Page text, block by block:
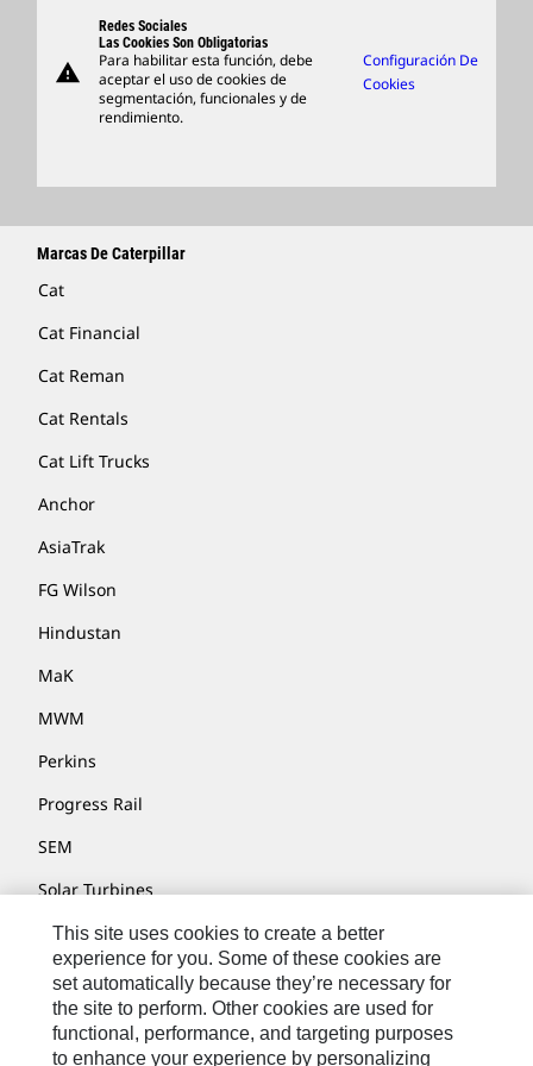
Support
Artículos
Encontrar Un Distribuidor
warning
Redes Sociales
Las Cookies Son Obligatorias
Para habilitar esta función, debe
aceptar el uso de cookies de
segmentación, funcionales y de
rendimiento.
Configuración De
Cookies
Marcas De Caterpillar
Cat
Cat Financial
Cat Reman
Cat Rentals
Cat Lift Trucks
Anchor
AsiaTrak
FG Wilson
Hindustan
MaK
MWM
Perkins
Progress Rail
SEM
Solar Turbines
SPM Oil & Gas
Turner Powertrain Systems
This site uses cookies to create a better
experience for you. Some of these cookies are
set automatically because they’re necessary for
the site to perform. Other cookies are used for
functional, performance, and targeting purposes
to enhance your experience by personalizing